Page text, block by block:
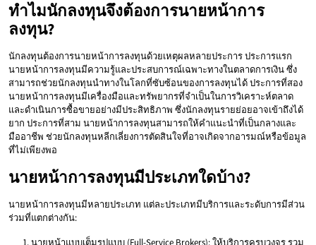
ทำไมนักลงทุนจึงต้องการนายหน้าการ
ลงทุน?
นักลงทุนต้องการนายหน้าการลงทุนด้วยเหตุผลหลายประการ ประการแรก
นายหน้าการลงทุนมีความรู้และประสบการณ์เฉพาะทางในตลาดการเงิน ซึ่ง
สามารถช่วยนักลงทุนนำทางในโลกที่ซับซ้อนของการลงทุนได้ ประการที่สอง
นายหน้าการลงทุนมีเครื่องมือและทรัพยากรที่จำเป็นในการวิเคราะห์ตลาด
และดำเนินการซื้อขายอย่างมีประสิทธิภาพ ซึ่งนักลงทุนรายย่อยอาจเข้าถึงได้
ยาก ประการที่สาม นายหน้าการลงทุนสามารถให้คำแนะนำที่เป็นกลางและ
มืออาชีพ ช่วยนักลงทุนหลีกเลี่ยงการตัดสินใจที่อาจเกิดจากอารมณ์หรือข้อมูล
ที่ไม่เพียงพอ
นายหน้าการลงทุนมีประเภทใดบ้าง?
นายหน้าการลงทุนมีหลายประเภท แต่ละประเภทมีบริการและระดับการมีส่วน
ร่วมที่แตกต่างกัน: